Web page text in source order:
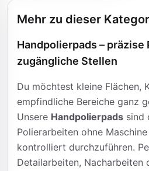
Mehr zu dieser
Handpolierpads –
zugängliche Stellen
Du möchtest kleine Flächen,
empfindliche Bereiche ganz
Unsere Handpolierpads sind
Polierarbeiten ohne
kontrolliert durchzuführen.
Detailarbeiten, Nacharbeiten